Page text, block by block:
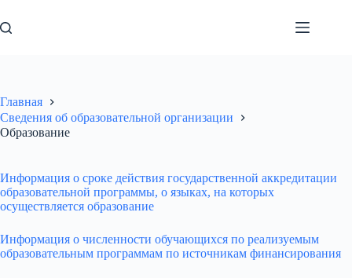
к
сути
Главная
Сведения об образовательной организации
Образование
Информация о сроке действия государственной аккредитации
образовательной программы, о языках, на которых
осуществляется образование
Информация о численности обучающихся по реализуемым
образовательным программам по источникам финансирования